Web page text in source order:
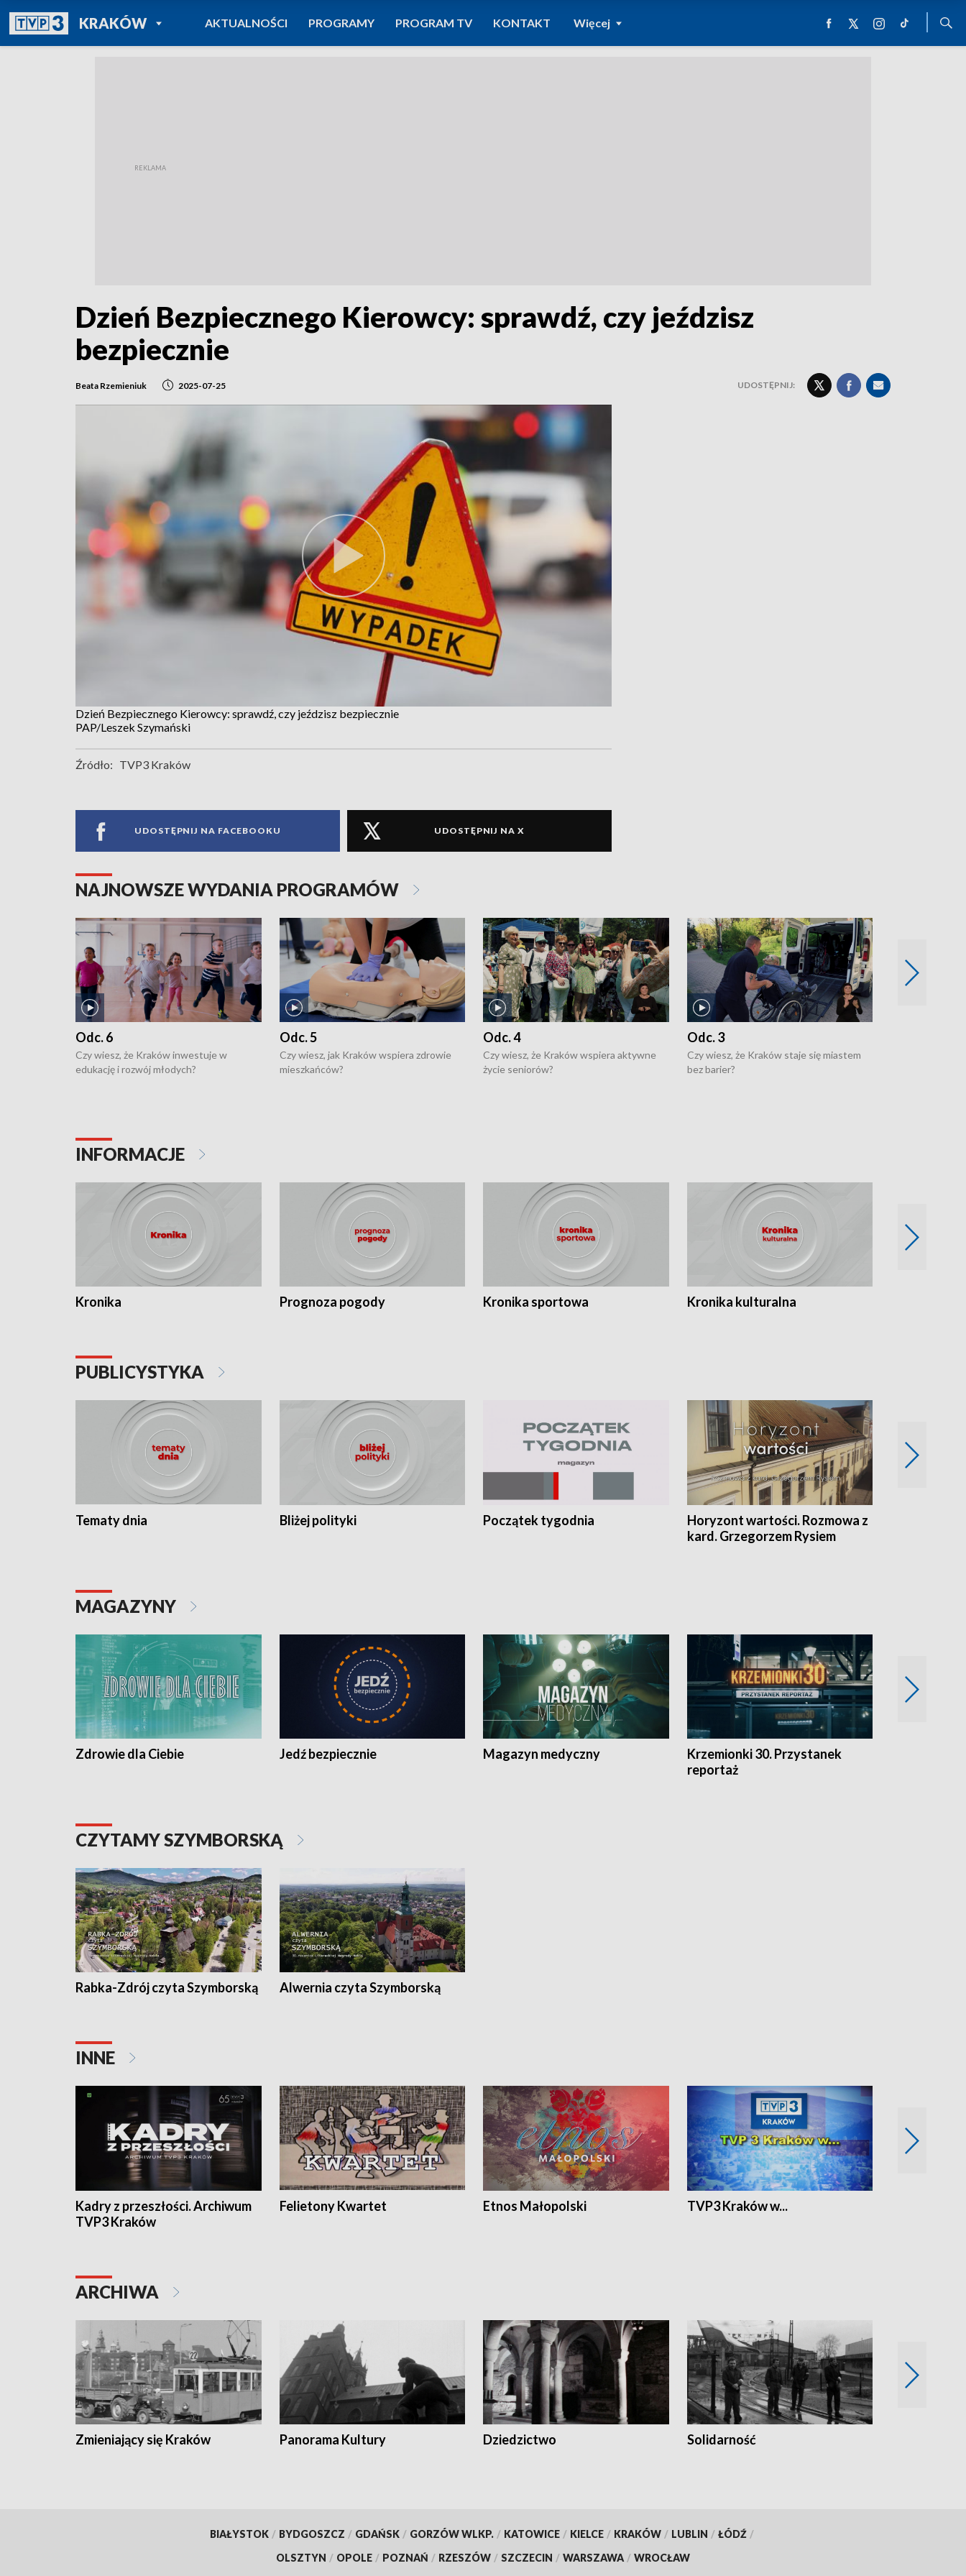
KRAKÓWPOWRÓT DO
TVP REGIONY
AKTUALNOŚCI PROGRAMY PROGRAM TV KONTAKT Więcej
Dzień Bezpiecznego Kierowcy: sprawdź, czy jeździsz
bezpiecznie
Beata Rzemieniuk 2025-07-25 UDOSTĘPNIJ:
Dzień Bezpiecznego Kierowcy: sprawdź, czy jeździsz bezpiecznie
PAP/Leszek Szymański
Źródło: TVP3 Kraków
UDOSTĘPNIJ NA FACEBOOKU UDOSTĘPNIJ NA X
NAJNOWSZE WYDANIA PROGRAMÓW
Odc. 6
Czy wiesz, że Kraków inwestuje w
edukację i rozwój młodych?
Odc. 5
Czy wiesz, jak Kraków wspiera zdrowie
mieszkańców?
Odc. 4
Czy wiesz, że Kraków wspiera aktywne
życie seniorów?
Odc. 3
Czy wiesz, że Kraków staje się miastem
bez barier?
INFORMACJE
Kronika Prognoza pogody Kronika sportowa Kronika kulturalna
PUBLICYSTYKA
Tematy dnia Bliżej polityki Początek tygodnia
Horyzont wartości. Rozmowa z
kard. Grzegorzem Rysiem
MAGAZYNY
Zdrowie dla Ciebie Jedź bezpiecznie Magazyn medyczny
Krzemionki 30. Przystanek
reportaż
CZYTAMY SZYMBORSKĄ
Rabka-Zdrój czyta Szymborską Alwernia czyta Szymborską
INNE
Kadry z przeszłości. Archiwum
TVP3 Kraków
Felietony Kwartet Etnos Małopolski TVP3 Kraków w...
ARCHIWA
Zmieniający się Kraków Panorama Kultury Dziedzictwo Solidarność
BIAŁYSTOK / BYDGOSZCZ / GDAŃSK / GORZÓW WLKP. / KATOWICE / KIELCE / KRAKÓW / LUBLIN / ŁÓDŹ /
OLSZTYN / OPOLE / POZNAŃ / RZESZÓW / SZCZECIN / WARSZAWA / WROCŁAW